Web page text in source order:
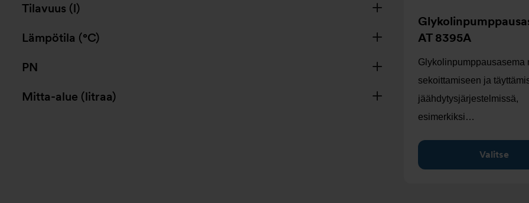
Tilavuus (l)
Lämpötila (°C)
PN
Mitta-alue (litraa)
AT 8395A
Glykolinpumppausasema
sekoittamiseen ja
jäähdytysjärjestelmissä,
esimerkiksi…
Valitse